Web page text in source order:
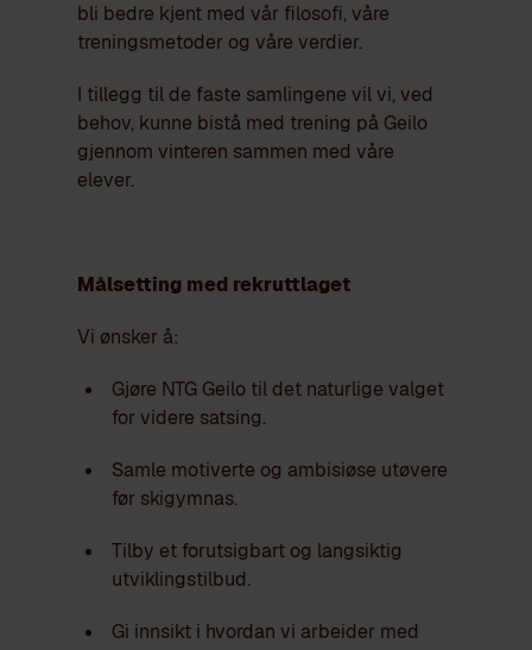
bli bedre kjent med vår filosofi, våre
treningsmetoder og våre verdier.
I tillegg til de faste samlingene vil vi, ved
behov, kunne bistå med trening på Geilo
gjennom vinteren sammen med våre
elever.
Målsetting med rekruttlaget
Vi ønsker å:
Gjøre NTG Geilo til det naturlige valget
for videre satsing.
Samle motiverte og ambisiøse utøvere
før skigymnas.
Tilby et forutsigbart og langsiktig
utviklingstilbud.
Gi innsikt i hvordan vi arbeider med